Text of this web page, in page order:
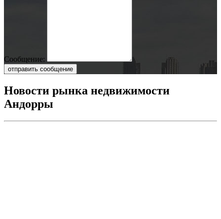
Сообщение:
отправить сообщение
Новости рынка недвижимости
Андорры